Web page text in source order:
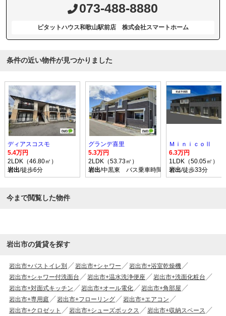
073-488-8880
ピタットハウス和歌山駅前店 株式会社スマートホーム
条件の近い物件が見つかりました
ディアスコスモ
5.4万円
2LDK（46.80㎡）
岩出/徒歩6分
グランデ喜里
5.3万円
2LDK（53.73㎡）
岩出/中黒東 バス乗車時間15分 停歩2分
ＭｉｎｉｃｏⅡ
6.3万円
1LDK（50.05㎡）
岩出/徒歩33分
今まで閲覧した物件
岩出市の賃貸を探す
岩出市+バストイレ別 岩出市+シャワー
岩出市+浴室乾燥機
岩出市+シャワー付洗面台
岩出市+温水洗浄便座
岩出市+洗面化粧台
岩出市+対面式キッチン
岩出市+オール電化
岩出市+角部屋
岩出市+専用庭
岩出市+フローリング
岩出市+エアコン
岩出市+クロゼット
岩出市+シューズボックス
岩出市+収納スペース